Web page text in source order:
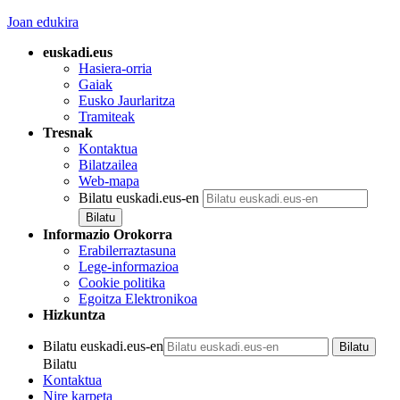
Joan edukira
euskadi.eus
Hasiera-orria
Gaiak
Eusko Jaurlaritza
Tramiteak
Tresnak
Kontaktua
Bilatzailea
Web-mapa
Bilatu euskadi.eus-en
Informazio Orokorra
Erabilerraztasuna
Lege-informazioa
Cookie politika
Egoitza Elektronikoa
Hizkuntza
Bilatu euskadi.eus-en
Bilatu
Kontaktua
Nire karpeta